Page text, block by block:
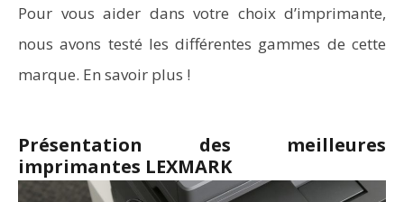
Pour vous aider dans votre choix d’imprimante,
nous avons testé les différentes gammes de cette
marque. En savoir plus !
Présentation des meilleures
imprimantes LEXMARK